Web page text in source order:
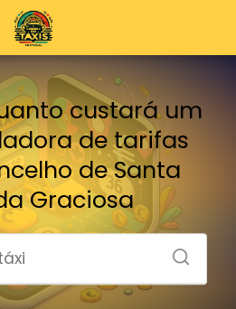
custará um
de tarifas
de Santa
Graciosa